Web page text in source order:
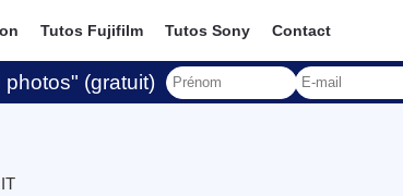
Tutos Fujifilm Tutos Sony Contact
(gratuit)